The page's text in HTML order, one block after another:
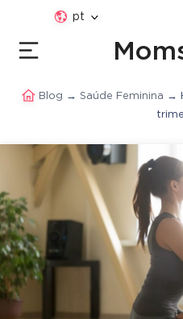
pt
Blog → Saúde Feminina →